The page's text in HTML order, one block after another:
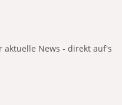
aktuelle News - direkt auf's